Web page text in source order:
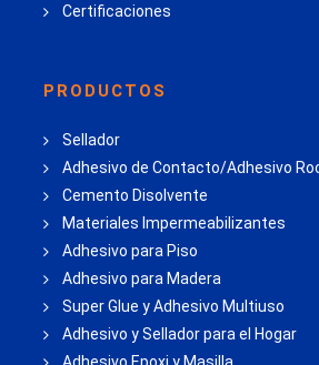
Certificaciones
PRODUCTOS
Sellador
Adhesivo de Contacto/Adhesivo
Cemento Disolvente
Materiales Impermeabilizantes
Adhesivo para Piso
Adhesivo para Madera
Super Glue y Adhesivo Multiuso
Adhesivo y Sellador para el Hogar
Adhesivo Epoxi y Masilla